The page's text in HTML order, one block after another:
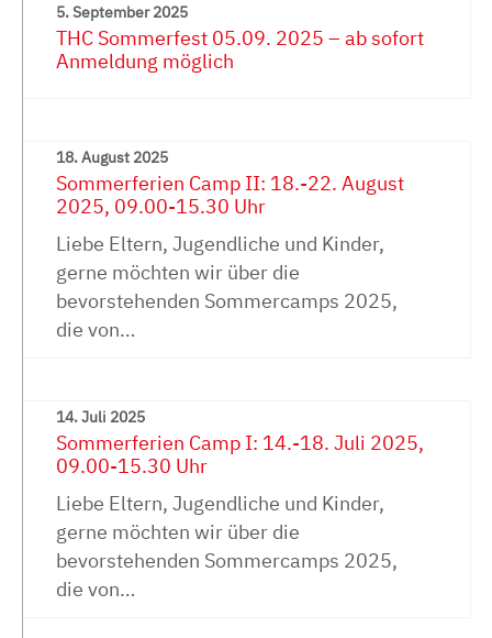
5. September 2025
THC Sommerfest 05.09. 2025 – ab sofort
Anmeldung möglich
18. August 2025
Sommerferien Camp II: 18.-22. August
2025, 09.00-15.30 Uhr
Liebe Eltern, Jugendliche und Kinder,
gerne möchten wir über die
bevorstehenden Sommercamps 2025,
die von…
14. Juli 2025
Sommerferien Camp I: 14.-18. Juli 2025,
09.00-15.30 Uhr
Liebe Eltern, Jugendliche und Kinder,
gerne möchten wir über die
bevorstehenden Sommercamps 2025,
die von…